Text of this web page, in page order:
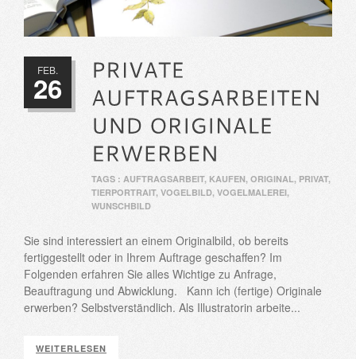
FEB.
26
TAGS : AUFTRAGSARBEIT, KAUFEN, ORIGINAL, PRIVAT,
TIERPORTRAIT, VOGELBILD, VOGELMALEREI,
WUNSCHBILD
Sie sind interessiert an einem Originalbild, ob bereits
fertiggestellt oder in Ihrem Auftrage geschaffen? Im
Folgenden erfahren Sie alles Wichtige zu Anfrage,
Beauftragung und Abwicklung. Kann ich (fertige) Originale
erwerben? Selbstverständlich. Als Illustratorin arbeite...
WEITERLESEN